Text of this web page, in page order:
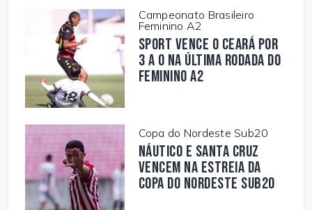
Campeonato Brasileiro
Feminino A2
Sport vence o Ceará por
3 a 0 na última rodada do
Feminino A2
Copa do Nordeste Sub20
Náutico e Santa Cruz
vencem na estreia da
Copa do Nordeste Sub20